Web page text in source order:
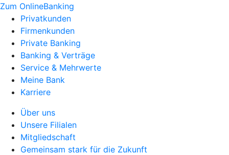
Zum OnlineBanking
Privatkunden
Firmenkunden
Private Banking
Banking & Verträge
Service & Mehrwerte
Meine Bank
Karriere
Über uns
Unsere Filialen
Mitgliedschaft
Gemeinsam stark für die Zukunft